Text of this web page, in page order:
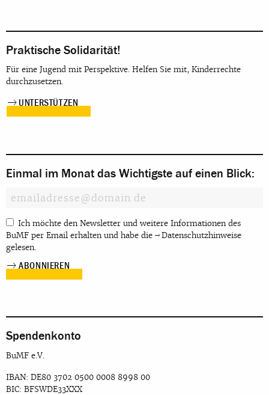
Praktische Solidarität!
Für eine Jugend mit Perspektive. Helfen Sie mit, Kinderrechte
durchzusetzen.
UNTERSTÜTZEN
Einmal im Monat das Wichtigste auf einen Blick:
Ich möchte den Newsletter und weitere Informationen des
BuMF per Email erhalten und habe die
Datenschutzhinweise
gelesen.
Spendenkonto
BuMF e.V.
IBAN: DE80 3702 0500 0008 8998 00
BIC: BFSWDE33XXX